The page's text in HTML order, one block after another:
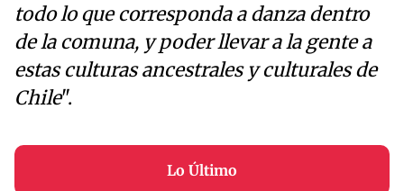
todo lo que corresponda a danza dentro
de la comuna, y poder llevar a la gente a
estas culturas ancestrales y culturales de
Chile".
Lo Último